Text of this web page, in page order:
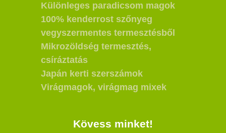
Különleges paradicsom magok
100% kenderrost szőnyeg
vegyszermentes termesztésből
Mikrozöldség termesztés,
csíráztatás
Japán kerti szerszámok
Virágmagok, virágmag mixek
Kövess minket!